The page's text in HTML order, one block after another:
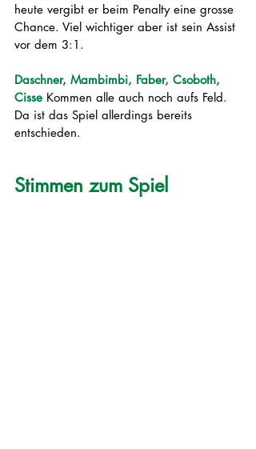
heute vergibt er beim Penalty eine grosse
Chance. Viel wichtiger aber ist sein Assist
vor dem 3:1.
Daschner, Mambimbi, Faber, Csoboth,
Cisse Kommen alle auch noch aufs Feld.
Da ist das Spiel allerdings bereits
entschieden.
Stimmen zum Spiel